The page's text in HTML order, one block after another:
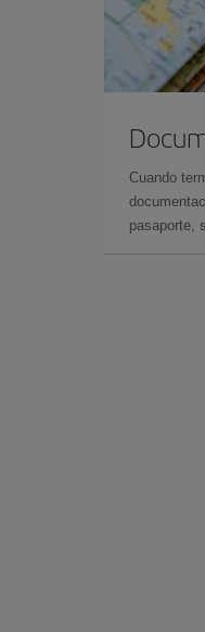
Cuando
pasaporte,